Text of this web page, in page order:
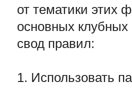
от тематики этих
основных
свод правил:
1. Использовать